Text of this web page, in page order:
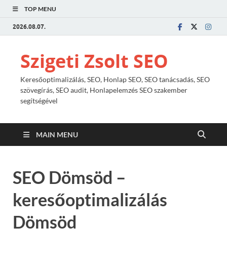
TOP MENU
2026.08.07.
Szigeti Zsolt SEO
Keresőoptimalizálás, SEO, Honlap SEO, SEO tanácsadás, SEO
szövegírás, SEO audit, Honlapelemzés SEO szakember
segítségével
MAIN MENU
SEO Dömsöd –
keresőoptimalizálás
Dömsöd